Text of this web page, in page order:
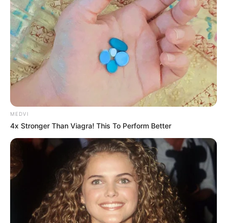
MEDVI
4x Stronger Than Viagra! This To Perform Better